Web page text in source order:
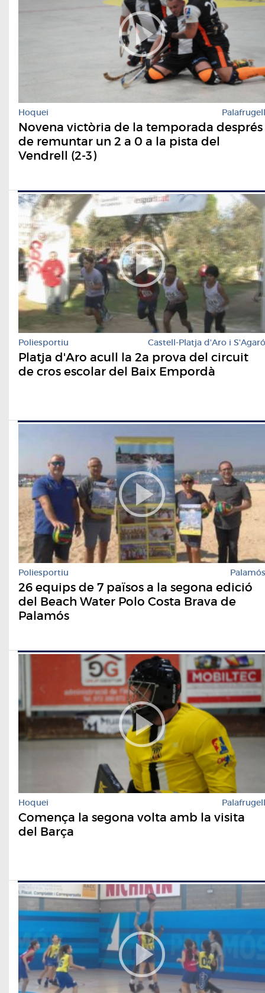
Hoquei Palafrugell
Novena victòria de la temporada després
de remuntar un 2 a 0 a la pista del
Vendrell (2-3)
Poliesportiu Castell-Platja d'Aro i S'Agaró
Platja d'Aro acull la 2a prova del circuit
de cros escolar del Baix Empordà
Poliesportiu Palamós
26 equips de 7 països a la segona edició
del Beach Water Polo Costa Brava de
Palamós
Hoquei Palafrugell
Comença la segona volta amb la visita
del Barça